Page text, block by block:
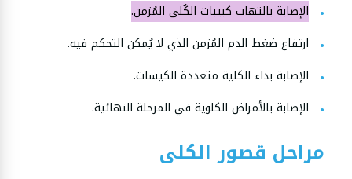
الإصابة بالتهاب كبيبات الكُلى المُزمن.
ارتفاع ضغط الدم المُزمن الذي لا يُمكن التحكم فيه.
الإصابة بداء الكلية متعددة الكيسات.
الإصابة بالأمراض الكلوية في المرحلة النهائية.
مراحل قصور الكلى